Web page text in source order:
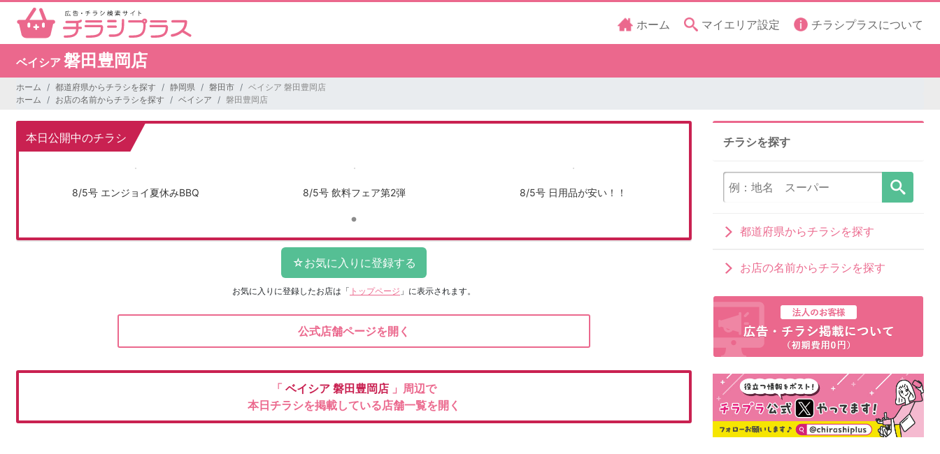
ホーム マイエリア設定 チラシプラスについて
ベイシア 磐田豊岡店
ホーム 都道府県からチラシを探す 静岡県 磐田市
ベイシア 磐田豊岡店
ホーム
お店の名前からチラシを探す ベイシア 磐田豊岡店
本日公開中のチラシ
8/5号 エンジョイ夏休みBBQ 8/5号 飲料フェア第2弾 8/5号 日用品が安い！！
お気に入りに登録したお店は 「 トップページ 」に表示されます。
公式店舗ページを開く
「 ベイシア 磐田豊岡店 」周辺で
本日チラシを掲載している店舗一覧を開く
チラシを探す
都道府県からチラシを探す
お店の名前からチラシを探す